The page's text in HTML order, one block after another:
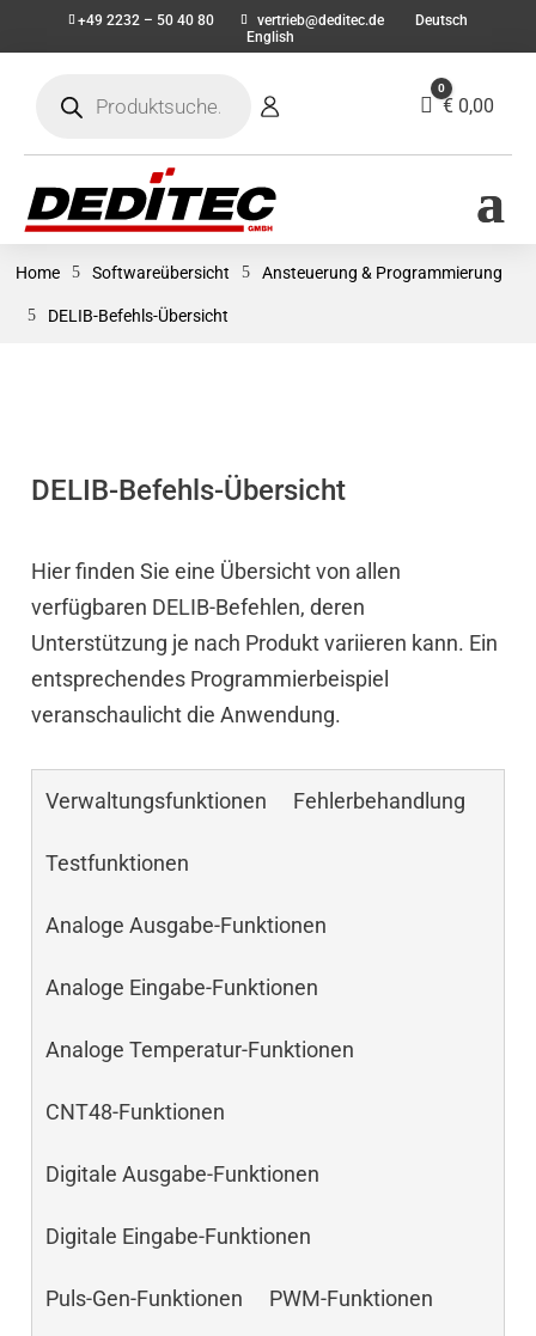
+49 2232 – 50 40 80 vertrieb@deditec.de
Deutsch
English
search
Warenkorb
0
€ 0,00
Home 5 Softwareübersicht 5 Ansteuerung & Programmierung
5 DELIB-Befehls-Übersicht
DELIB-Befehls-Übersicht
Hier finden Sie eine Übersicht von allen
verfügbaren DELIB-Befehlen, deren
Unterstützung je nach Produkt variieren kann. Ein
entsprechendes Programmierbeispiel
veranschaulicht die Anwendung.
Verwaltungsfunktionen Fehlerbehandlung
Testfunktionen
Analoge Ausgabe-Funktionen
Analoge Eingabe-Funktionen
Analoge Temperatur-Funktionen
CNT48-Funktionen
Digitale Ausgabe-Funktionen
Digitale Eingabe-Funktionen
Puls-Gen-Funktionen PWM-Funktionen